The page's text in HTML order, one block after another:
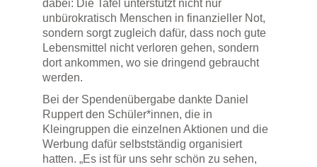
dabei: Die Tafel unterstützt nicht nur
unbürokratisch Menschen in finanzieller Not,
sondern sorgt zugleich dafür, dass noch gute
Lebensmittel nicht verloren gehen, sondern
dort ankommen, wo sie dringend gebraucht
werden.
Bei der Spendenübergabe dankte Daniel
Ruppert den Schüler*innen, die in
Kleingruppen die einzelnen Aktionen und die
Werbung dafür selbstständig organisiert
hatten. „Es ist für uns sehr schön zu sehen,